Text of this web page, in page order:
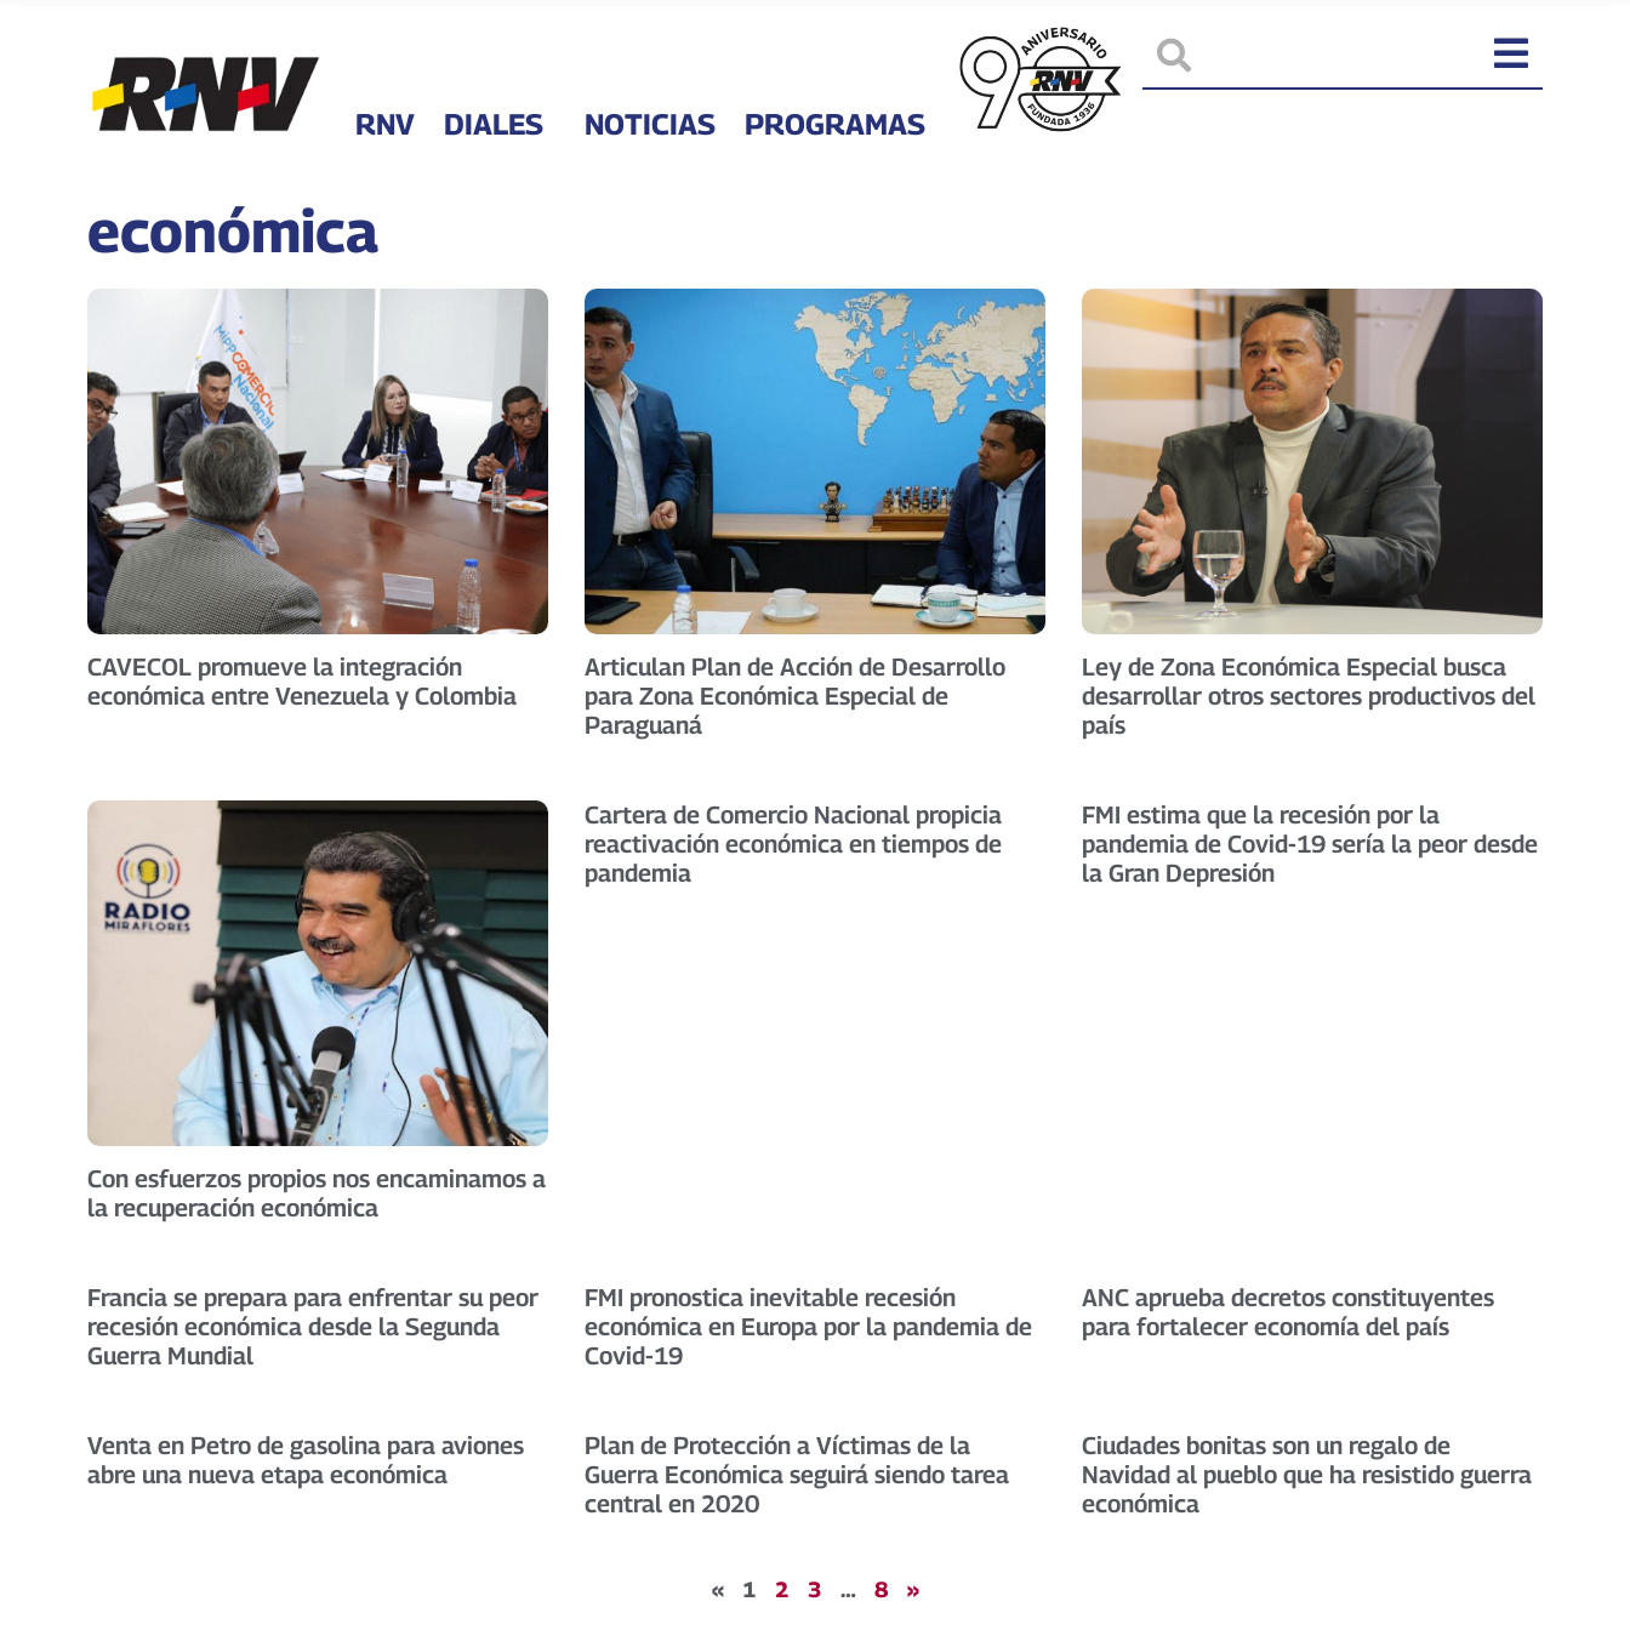
RNV DIALES NOTICIAS PROGRAMAS
económica
CAVECOL promueve la integración
económica entre Venezuela y Colombia
Articulan Plan de Acción de Desarrollo
para Zona Económica Especial de
Paraguaná
Ley de Zona Económica Especial busca
desarrollar otros sectores productivos del
país
Con esfuerzos propios nos encaminamos a
la recuperación económica
Cartera de Comercio Nacional propicia
reactivación económica en tiempos de
pandemia
FMI estima que la recesión por la
pandemia de Covid-19 sería la peor desde
la Gran Depresión
Francia se prepara para enfrentar su peor
recesión económica desde la Segunda
Guerra Mundial
FMI pronostica inevitable recesión
económica en Europa por la pandemia de
Covid-19
ANC aprueba decretos constituyentes
para fortalecer economía del país
Venta en Petro de gasolina para aviones
abre una nueva etapa económica
Plan de Protección a Víctimas de la
Guerra Económica seguirá siendo tarea
central en 2020
Ciudades bonitas son un regalo de
Navidad al pueblo que ha resistido guerra
económica
« 1 2 3 … 8 »